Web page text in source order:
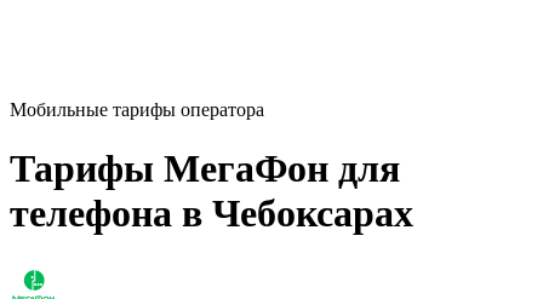
Мобильные тарифы оператора
Тарифы МегаФон для
телефона в Чебоксарах